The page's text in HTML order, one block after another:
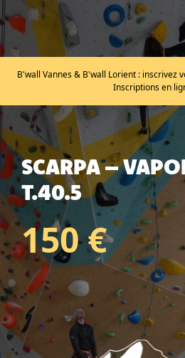
B'wall Vannes & B'wall Lorient : inscrivez
Inscriptions en
SCARPA –
T.40.5
150 €